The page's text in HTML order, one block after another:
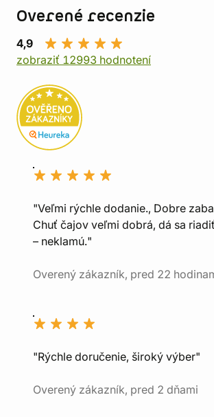
Overené recenzie
4,9
zobraziť 12993 hodnotení
"Veľmi rýchle dodanie., Dobre
Chuť čajov veľmi dobrá, dá sa
– neklamú."
Overený zákazník, pred 22
"Rýchle doručenie, široký výber"
Overený zákazník, pred 2 dňami